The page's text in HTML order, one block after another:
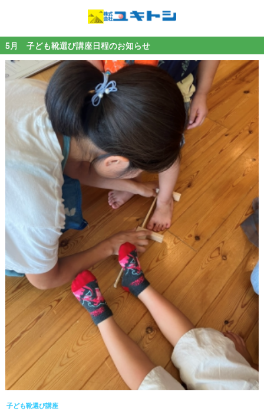
5月 子ども靴選び講座日程のお知らせ
子ども靴選び講座